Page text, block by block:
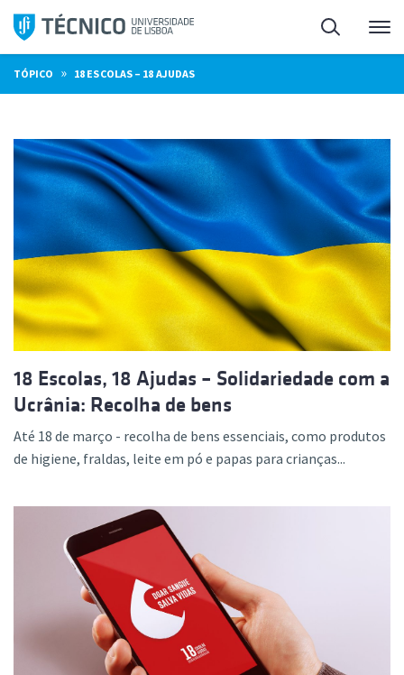
Saltar
para
o
conteúdo
Pesquisa
TÓPICO » 18 ESCOLAS – 18 AJUDAS
18 Escolas, 18 Ajudas – Solidariedade com a
Ucrânia: Recolha de bens
Até 18 de março - recolha de bens essenciais, como produtos
de higiene, fraldas, leite em pó e papas para crianças...